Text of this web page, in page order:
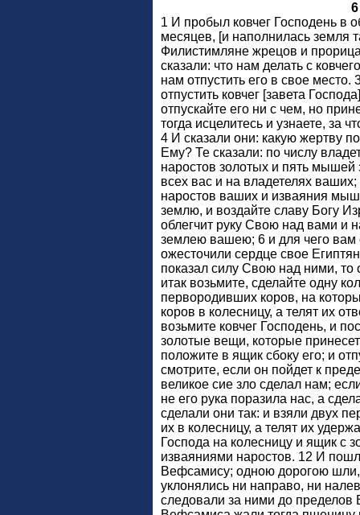
6
1 И пробыл ковчег Господень в
месяцев, [и наполнилась земля
Филистимляне жрецов и
сказали: что нам делать с
нам отпустить его в свое место.
отпустить ковчег [завета
отпускайте его ни с чем, но
тогда исцелитесь и узнаете, за
4 И сказали они: какую жертву
Ему? Те сказали: по числу
наростов золотых и пять мышей
всех вас и на владетелях
наростов ваших и изваяния
землю, и воздайте славу Богу
облегчит руку Свою над вами и
землею вашею; 6 и для чего вам
ожесточили сердце свое
показал силу Свою над ними, то
итак возьмите, сделайте одну
первородивших коров, на
коров в колесницу, а телят их
возьмите ковчег Господень, и
золотые вещи, которые
положите в ящик сбоку его; и
смотрите, если он пойдет к
великое сие зло сделал нам;
не его рука поразила нас, а
сделали они так: и взяли двух
их в колесницу, а телят их
Господа на колесницу и ящик с
изваяниями наростов. 12 И
Вефсамису; одною дорогою
уклонялись ни направо, ни
следовали за ними до